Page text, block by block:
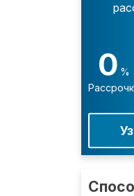
0 %